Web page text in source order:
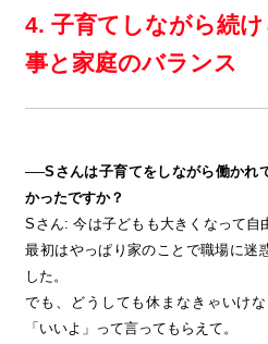
4. 子育てしながら続
事と家庭のバランス
──Sさんは子育てをしながら働かれ
かったですか？
Sさん: 今は子どもも大きくなって自
最初はやっぱり家のことで職場に迷
した。
でも、どうしても休まなきゃいけ
「いいよ」って言ってもらえて。